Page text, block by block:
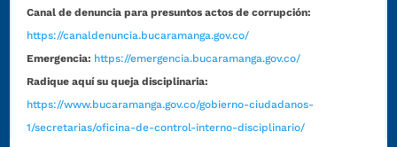
Canal de denuncia para presuntos actos de corrupción:
https://canaldenuncia.bucaramanga.gov.co/
Emergencia: https://emergencia.bucaramanga.gov.co/
Radique aquí su queja disciplinaria:
https://www.bucaramanga.gov.co/gobierno-ciudadanos-
1/secretarias/oficina-de-control-interno-disciplinario/